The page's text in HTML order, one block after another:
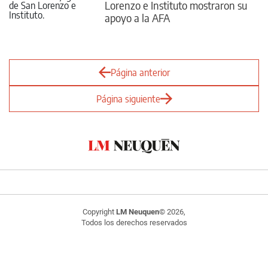
Lorenzo e Instituto mostraron su
apoyo a la AFA
Página anterior
Página siguiente
Copyright LM Neuquen© 2026,
Todos los derechos reservados